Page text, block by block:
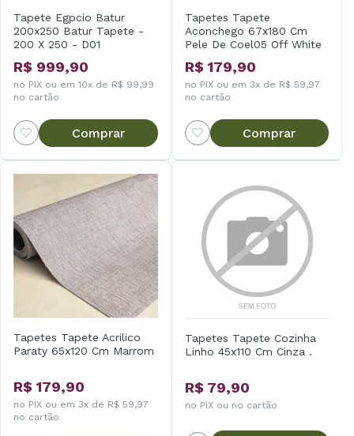
Tapete Egpcio Batur
200x250 Batur Tapete -
200 X 250 - D01
R$ 999,90
no PIX ou em 10x de R$ 99,99
no cartão
Comprar
Tapetes Tapete
Aconchego 67x180 Cm
Pele De Coel05 Off White
R$ 179,90
no PIX ou em 3x de R$ 59,97
no cartão
Comprar
Tapetes Tapete Acrilico
Paraty 65x120 Cm Marrom
R$ 179,90
no PIX ou em 3x de R$ 59,97
no cartão
Tapetes Tapete Cozinha
Linho 45x110 Cm Cinza .
R$ 79,90
no PIX ou no cartão